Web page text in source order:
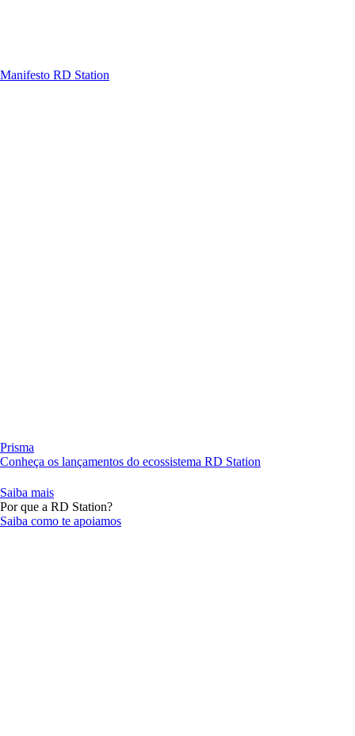
Manifesto RD Station
Prisma
Conheça os lançamentos do ecossistema RD Station
Saiba mais
Por que a RD Station?
Saiba como te apoiamos